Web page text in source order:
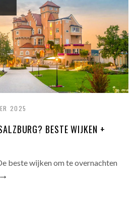
2025
BESTE WIJKEN +
beste wijken om te overnachten
→